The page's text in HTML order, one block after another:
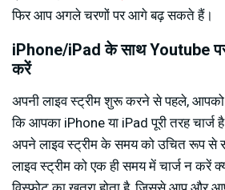
फिर आप अगले चरणों पर आगे बढ़ सकते हैं।
iPhone/iPad के साथ Youtube
करें
अपनी लाइव स्ट्रीम शुरू करने से पहले, आपको
कि आपका iPhone या iPad पूरी तरह चार्ज
अपने लाइव स्ट्रीम के समय को उचित रूप से
लाइव स्ट्रीम को एक ही समय में चार्ज न करें